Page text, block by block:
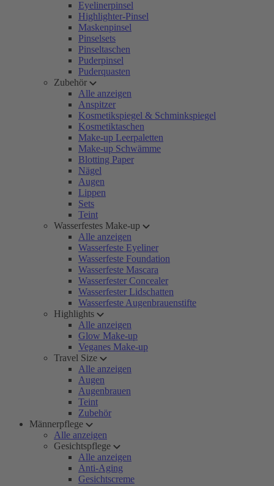
Eyelinerpinsel
Highlighter-Pinsel
Maskenpinsel
Pinselsets
Pinseltaschen
Puderpinsel
Puderquasten
Zubehör
Alle anzeigen
Anspitzer
Kosmetikspiegel & Schminkspiegel
Kosmetiktaschen
Make-up Leerpaletten
Make-up Schwämme
Blotting Paper
Nägel
Augen
Lippen
Sets
Teint
Wasserfestes Make-up
Alle anzeigen
Wasserfeste Eyeliner
Wasserfeste Foundation
Wasserfeste Mascara
Wasserfester Concealer
Wasserfester Lidschatten
Wasserfeste Augenbrauenstifte
Highlights
Alle anzeigen
Glow Make-up
Veganes Make-up
Travel Size
Alle anzeigen
Augen
Augenbrauen
Teint
Zubehör
Männerpflege
Alle anzeigen
Gesichtspflege
Alle anzeigen
Anti-Aging
Gesichtscreme